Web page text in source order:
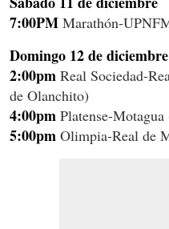
7:00PM Marathón-
Domingo 12 de diciembre
2:00pm Real Sociedad-
de Olanchito)
4:00pm Platense-
5:00pm Olimpia-Real de